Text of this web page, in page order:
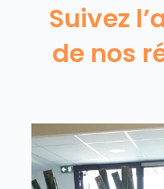
Suivez
de nos